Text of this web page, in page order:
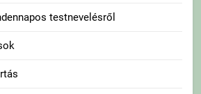
testnevelésről